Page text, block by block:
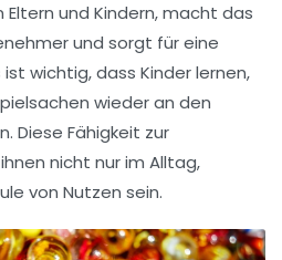
und Kindern, macht das
und sorgt für eine
wichtig, dass Kinder lernen,
wieder an den
Diese Fähigkeit zur
nicht nur im Alltag,
von Nutzen sein.